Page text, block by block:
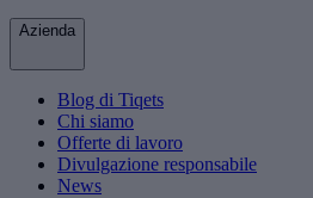
Azienda
Blog di Tiqets
Chi siamo
Offerte di lavoro
Divulgazione responsabile
News